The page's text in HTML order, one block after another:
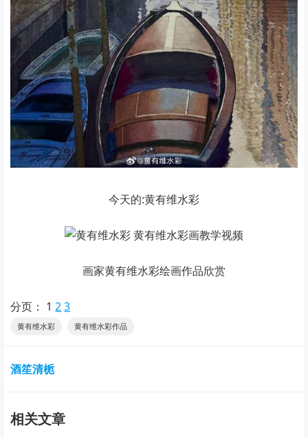
今天的:黄有维水彩
画家黄有维水彩绘画作品欣赏
分页： 1 2 3
黄有维水彩 黄有维水彩作品
酒笙清栀
相关文章